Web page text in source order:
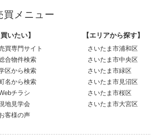
買メニュー
買いたい】
買専門サイト
合物件検索
区から検索
名から検索
チラシ
地見学会
客様の声
【エリアから探す】
さいたま市浦和区
さいたま市中央区
さいたま市緑区
さいたま市見沼区
さいたま市桜区
さいたま市大宮区